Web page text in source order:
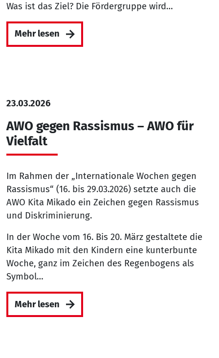
Was ist das Ziel? Die Fördergruppe wird…
Mehr lesen
23.03.2026
AWO gegen Rassismus – AWO für
Vielfalt
Im Rahmen der „Internationale Wochen gegen
Rassismus“ (16. bis 29.03.2026) setzte auch die
AWO Kita Mikado ein Zeichen gegen Rassismus
und Diskriminierung.
In der Woche vom 16. Bis 20. März gestaltete die
Kita Mikado mit den Kindern eine kunterbunte
Woche, ganz im Zeichen des Regenbogens als
Symbol…
Mehr lesen